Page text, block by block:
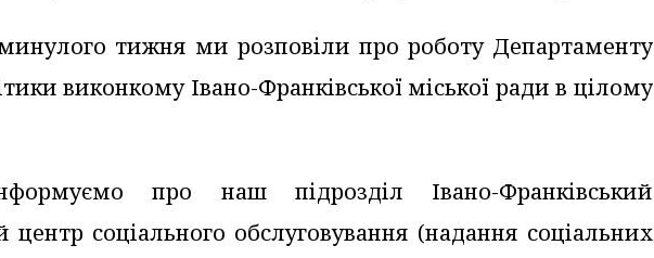
тижня ми розповіли про роботу Департаменту
виконкому Івано-Франківської міської ради в цілому
про наш підрозділ Івано-Франківський
центр соціального обслуговування (надання соціальних